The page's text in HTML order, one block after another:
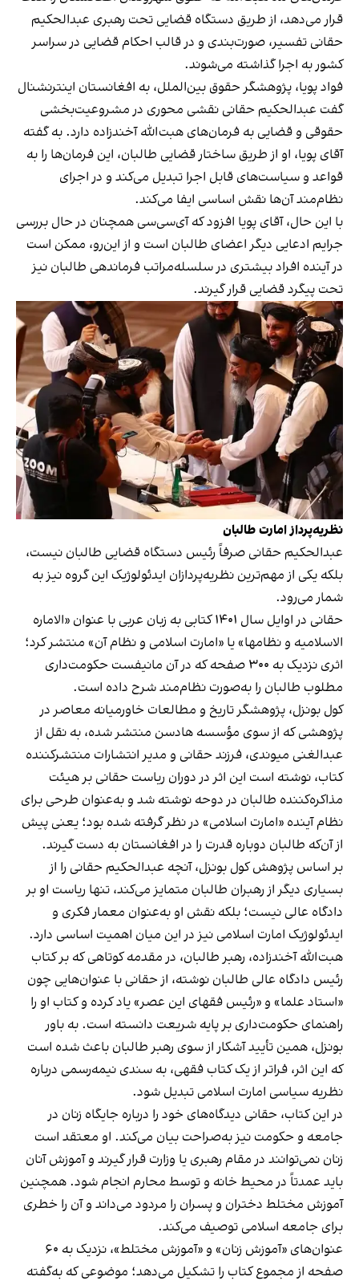
قرار می‌دهد، از طریق دستگاه قضایی تحت رهبری عبدالحکیم
حقانی تفسیر، صورت‌بندی و در قالب احکام قضایی در سراسر
کشور به اجرا گذاشته می‌شوند.
فواد پویا، پژوهشگر حقوق بین‌الملل، به افغانستان اینترنشنال
گفت عبدالحکیم حقانی نقشی محوری در مشروعیت‌بخشی
حقوقی و قضایی به فرمان‌های هبت‌الله آخندزاده دارد. به گفته
آقای پویا، او از طریق ساختار قضایی طالبان، این فرمان‌ها را به
قواعد و سیاست‌های قابل اجرا تبدیل می‌کند و در اجرای
نظام‌مند آن‌ها نقش اساسی ایفا می‌کند.
با این حال، آقای پویا افزود که آی‌سی‌سی همچنان در حال بررسی
جرایم ادعایی دیگر اعضای طالبان است و از این‌رو، ممکن است
در آینده افراد بیشتری در سلسله‌مراتب فرماندهی طالبان نیز
تحت پیگرد قضایی قرار گیرند.
نظریه‌پرداز امارت طالبان
عبدالحکیم حقانی صرفاً رئیس دستگاه قضایی طالبان نیست،
بلکه یکی از مهم‌ترین نظریه‌پردازان ایدئولوژیک این گروه نیز به
شمار می‌رود.
حقانی در اوایل سال ۱۴۰۱ کتابی به زبان عربی با عنوان «الاماره
الاسلامیه و نظامها» یا «امارت اسلامی و نظام آن» منتشر کرد؛
اثری نزدیک به ۳۰۰ صفحه که در آن مانیفست حکومت‌داری
مطلوب طالبان را به‌صورت نظام‌مند شرح داده است.
کول بونزل، پژوهشگر تاریخ و مطالعات خاورمیانه معاصر در
پژوهشی که از سوی مؤسسه هادسن منتشر شده، به نقل از
عبدالغنی میوندی، فرزند حقانی و مدیر انتشارات منتشرکننده
کتاب، نوشته است این اثر در دوران ریاست حقانی بر هیئت
مذاکره‌کننده طالبان در دوحه نوشته شد و به‌عنوان طرحی برای
نظام آینده «امارت اسلامی» در نظر گرفته شده بود؛ یعنی پیش
از آن‌که طالبان دوباره قدرت را در افغانستان به دست گیرند.
بر اساس پژوهش کول بونزل، آنچه عبدالحکیم حقانی را از
بسیاری دیگر از رهبران طالبان متمایز می‌کند، تنها ریاست او بر
دادگاه عالی نیست؛ بلکه نقش او به‌عنوان معمار فکری و
ایدئولوژیک امارت اسلامی نیز در این میان اهمیت اساسی دارد.
هبت‌الله آخندزاده، رهبر طالبان، در مقدمه‌ کوتاهی که بر کتاب
رئيس دادگاه عالی طالبان نوشته، از حقانی با عنوان‌هایی چون
«استاد علما» و «رئیس فقهای این عصر» یاد کرده و کتاب او را
راهنمای حکومت‌داری بر پایه شریعت دانسته است. به باور
بونزل، همین تأیید آشکار از سوی رهبر طالبان باعث شده است
که این اثر، فراتر از یک کتاب فقهی، به سندی نیمه‌رسمی درباره
نظریه سیاسی امارت اسلامی تبدیل شود.
در این کتاب، حقانی دیدگاه‌های خود را درباره جایگاه زنان در
جامعه و حکومت نیز به‌صراحت بیان می‌کند. او معتقد است
زنان نمی‌توانند در مقام رهبری یا وزارت قرار گیرند و آموزش آنان
باید عمدتاً در محیط خانه و توسط محارم انجام شود. همچنین
آموزش مختلط دختران و پسران را مردود می‌داند و آن را خطری
برای جامعه اسلامی توصیف می‌کند.
عنوان‌های «آموزش زنان» و «آموزش مختلط»، نزدیک به ۶۰
صفحه از مجموع کتاب را تشکیل می‌دهد؛ موضوعی که به‌گفته